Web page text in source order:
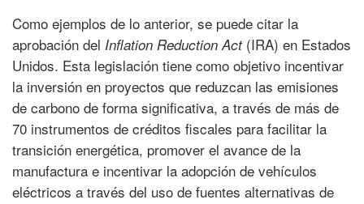
Como ejemplos de lo anterior, se puede citar la
aprobación del Inflation Reduction Act (IRA) en Estados
Unidos. Esta legislación tiene como objetivo incentivar
la inversión en proyectos que reduzcan las emisiones
de carbono de forma significativa, a través de más de
70 instrumentos de créditos fiscales para facilitar la
transición energética, promover el avance de la
manufactura e incentivar la adopción de vehículos
eléctricos a través del uso de fuentes alternativas de